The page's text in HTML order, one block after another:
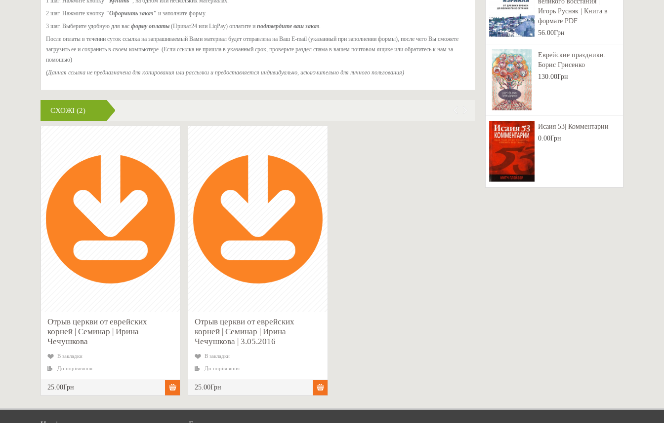
2 шаг. Нажмите кнопку "Оформить заказ" и заполните форму.
3 шаг. Выберите удобную для вас форму оплаты (Приват24 или LiqPay) оплатите и подтвердите ваш заказ.
После оплаты в течении суток ссылка на запрашиваемый Вами материал будет отправлена на Ваш E-mail (указанный при заполнении формы), после чего Вы сможете
загрузить ее и сохранить в своем компьютере. (Если ссылка не пришла в указанный срок, проверьте раздел спама в вашем почтовом ящике или обратитесь к нам за
помощью)
(Данная ссылка не предназначена для копирования или рассылки и предоставляется индивидуально, исключительно для личного пользования)
СХОЖІ (2)
Отрыв церкви от еврейских
корней | Семинар | Ирина
Чечушкова
В закладки
До порівняння
25.00Грн
Отрыв церкви от еврейских
корней | Семинар | Ирина
Чечушкова | 3.05.2016
В закладки
До порівняння
25.00Грн
Игорь Русняк | Книга в
формате PDF
56.00Грн
Еврейские праздники.
Борис Грисенко
130.00Грн
Исаия 53| Комментарии
0.00Грн